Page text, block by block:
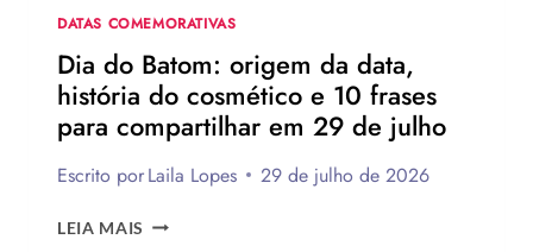
DATAS COMEMORATIVAS
Dia do Batom: origem da data,
história do cosmético e 10 frases
para compartilhar em 29 de julho
Escrito porLaila Lopes 29 de julho de 2026
LEIA MAIS DIA